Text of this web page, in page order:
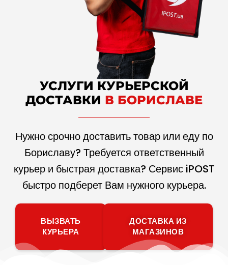
УСЛУГИ КУРЬЕРСКОЙ
ДОСТАВКИ В БОРИСЛАВЕ
Нужно срочно доставить товар или еду по
Бориславу? Требуется ответственный
курьер и быстрая доставка? Сервис iPOST
быстро подберет Вам нужного курьера.
ВЫЗВАТЬ
КУРЬЕРА
ДОСТАВКА ИЗ
МАГАЗИНОВ